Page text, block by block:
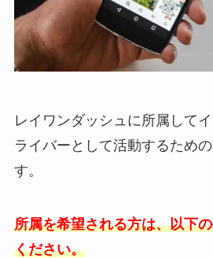
レイワンダッシュに所属して
ライバーとして活動するため
す。
所属を希望される方は、以下
ください。